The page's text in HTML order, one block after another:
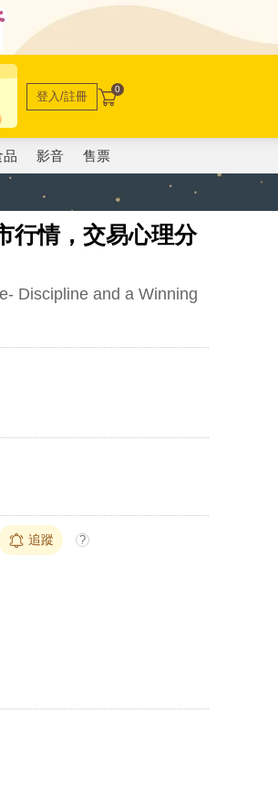
登入/註冊 0
品 影音 售票
行情，交易心理分
Discipline and a Winning
追蹤 ?